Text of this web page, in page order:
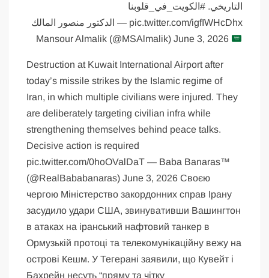
التاريخي. #الكويت_في_قلوبنا
pic.twitter.com/igfIWHcDhx — الدكتور منصور المالك
Destruction at Kuwait International Airport after
today’s missile strikes by the Islamic regime of
Iran, in which multiple civilians were injured. They
are deliberately targeting civilian infra while
strengthening themselves behind peace talks.
Decisive action is required
pic.twitter.com/0hoOValDaT — Baba Banaras™
(@RealBababanaras) June 3, 2026 Своєю
чергою Міністерство закордонних справ Ірану
засудило удари США, звинувативши Вашингтон
в атаках на іранський нафтовий танкер в
Ормузькій протоці та телекомунікаційну вежу на
острові Кешм. У Тегерані заявили, що Кувейт і
Бахрейн несуть “пряму та чітку